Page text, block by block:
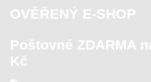
OVĚŘENÝ E-SHOP
Poštovné ZDARMA
Kč